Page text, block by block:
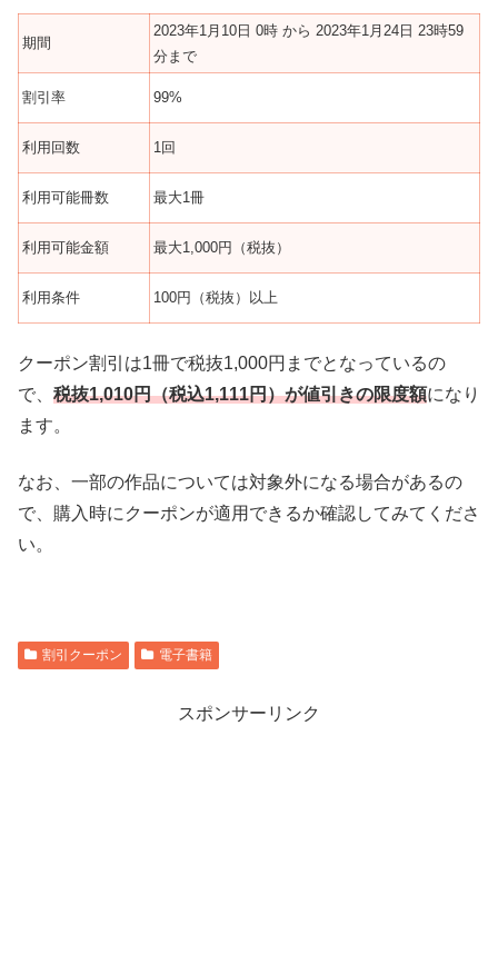
期間
2023年1月10日 0時 から 2023年1月24日 23時59
分まで
割引率 99%
利用回数 1回
利用可能冊数 最大1冊
利用可能金額 最大1,000円（税抜）
利用条件 100円（税抜）以上
クーポン割引は1冊で税抜1,000円までとなっているの
で、 税抜1,010円（税込1,111円）が値引きの限度額になり
ます。
なお、 一部の作品については対象外になる場合があるの
で、 購入時にクーポンが適用できるか確認してみてくださ
い。
割引クーポン 電子書籍
スポンサーリンク